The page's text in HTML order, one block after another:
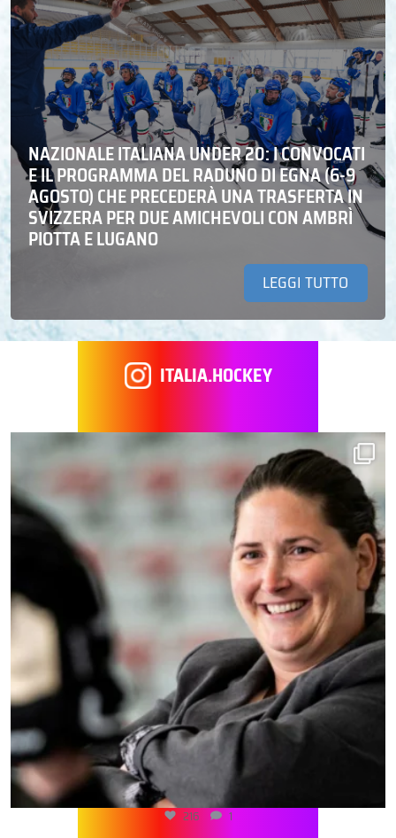
NAZIONALE ITALIANA UNDER 20: I CONVOCATI
E IL PROGRAMMA DEL RADUNO DI EGNA (6-9
AGOSTO) CHE PRECEDERÀ UNA TRASFERTA IN
SVIZZERA PER DUE AMICHEVOLI CON AMBRÌ
PIOTTA E LUGANO
LEGGI TUTTO
ITALIA.HOCKEY
216 1